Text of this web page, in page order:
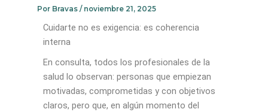
Por Bravas/ noviembre 21, 2025
Cuidarte no es exigencia: es coherencia
interna
En consulta, todos los profesionales de la
salud lo observan: personas que empiezan
motivadas, comprometidas y con objetivos
claros, pero que, en algún momento del